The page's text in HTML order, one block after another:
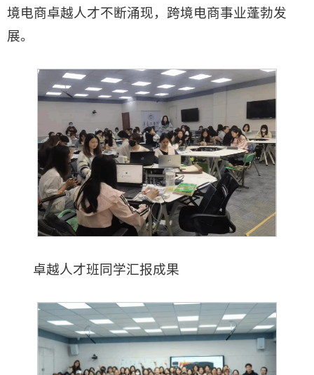
境电商卓越人才不断涌现，跨境电商事业蓬勃发
展。
卓越人才班同学汇报成果